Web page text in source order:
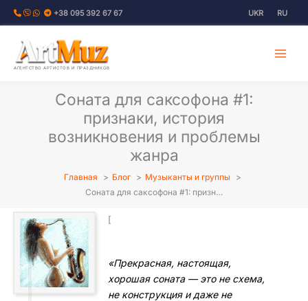
Перейти
+38 095 392 67 67 UKR RU
АГЕНТСТВО АРТИСТОВ И ПРАЗДНИКОВ
Соната для саксофона #1:
признаки, история
возникновения и проблемы
жанра
Главная Блог
Музыканты и группы
Соната для саксофона #1: призн…
[
«Прекрасная, настоящая,
хорошая соната — это не схема,
не конструкция и даже не